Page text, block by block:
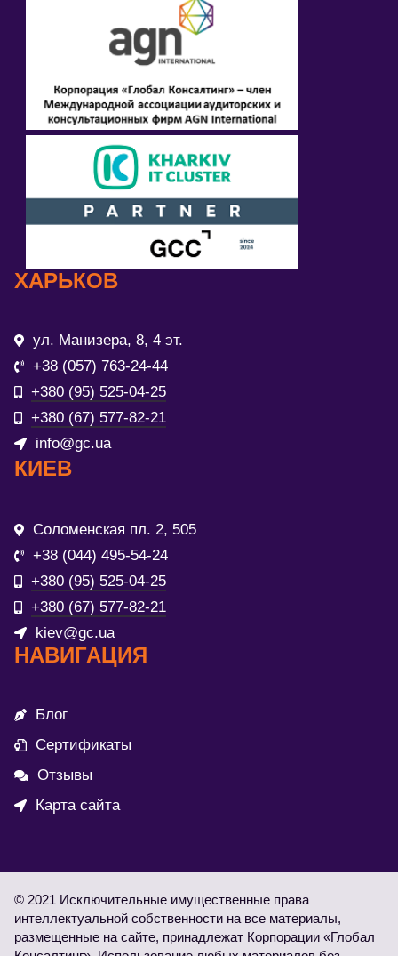
ХАРЬКОВ
ул. Манизера, 8, 4 эт.
+38 (057) 763-24-44
+380 (95) 525-04-25
+380 (67) 577-82-21
info@gc.ua
КИЕВ
Соломенская пл. 2, 505
+38 (044) 495-54-24
+380 (95) 525-04-25
+380 (67) 577-82-21
kiev@gc.ua
НАВИГАЦИЯ
Блог
Сертификаты
Отзывы
Карта сайта
© 2021 Исключительные имущественные права
интеллектуальной собственности на все материалы,
размещенные на сайте, принадлежат Корпорации «Глобал